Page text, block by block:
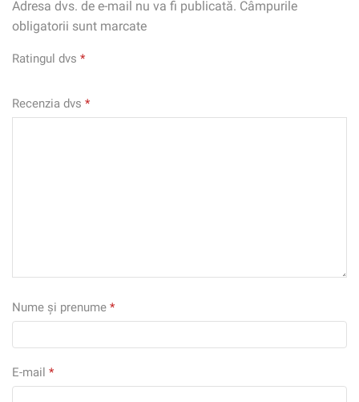
Adresa dvs. de e-mail nu va fi publicată. Câmpurile
obligatorii sunt marcate
Ratingul dvs *
Recenzia dvs *
Nume și prenume *
E-mail *